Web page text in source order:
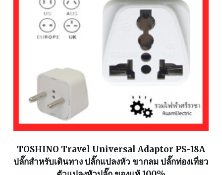
TOSHINO Travel Universal Adaptor PS-18A
ปลั๊กสำหรับเดินทาง ปลั๊กแปลงหัว ขากลม ปลั๊กท่องเที่ยว